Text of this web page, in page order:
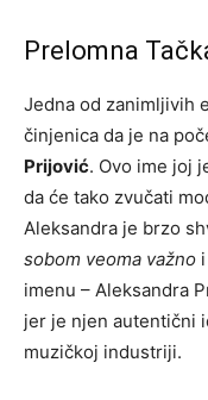
Prelomna
Jedna od zanimljivih
činjenica da je na
Prijović. Ovo ime joj
da će tako zvučati
Aleksandra je brzo
sobom veoma važno
imenu – Aleksandra
jer je njen autentični
muzičkoj industriji.